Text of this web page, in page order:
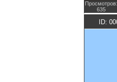
Просмотров:
635
ID: